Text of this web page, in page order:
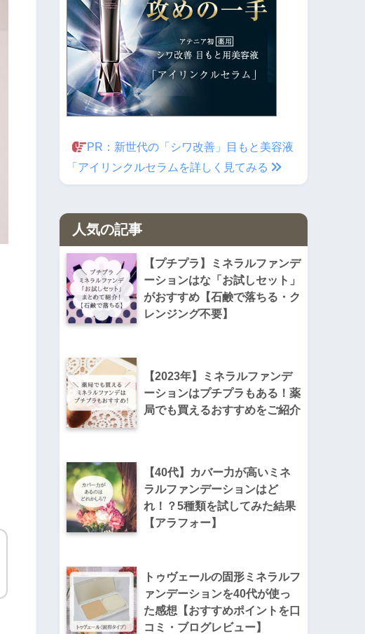
PR：新世代の「シワ改善」目もと美容液
「アイリンクルセラムを詳しく見てみる
人気の記事
【プチプラ】ミネラルファンデ
ーションはな「お試しセット」
がおすすめ【石鹸で落ちる・ク
レンジング不要】
【2023年】ミネラルファンデ
ーションはプチプラもある！薬
局でも買えるおすすめをご紹介
【40代】カバー力が高いミネ
ラルファンデーションはど
れ！？5種類を試してみた結果
【アラフォー】
トゥヴェールの固形ミネラルフ
ァンデーションを40代が使っ
た感想【おすすめポイントを口
コミ・ブログレビュー】